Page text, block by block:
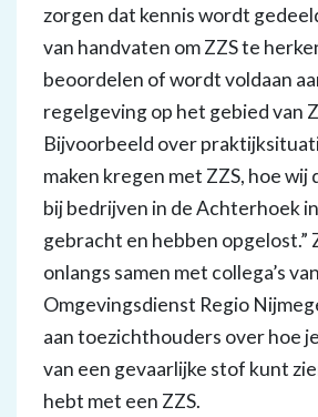
zorgen dat kennis wordt
van handvaten om ZZS te
beoordelen of wordt voldaan
regelgeving op het gebied van
Bijvoorbeeld over
maken kregen met ZZS, hoe wij
bij bedrijven in de Achterhoek
gebracht en hebben opgelost.”
onlangs samen met collega’s
Omgevingsdienst Regio
aan toezichthouders over hoe
van een gevaarlijke stof kunt
hebt met een ZZS.